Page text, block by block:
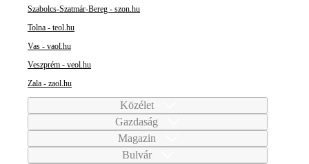
Szabolcs-Szatmár-Bereg - szon.hu
Tolna - teol.hu
Vas - vaol.hu
Veszprém - veol.hu
Zala - zaol.hu
Közélet
Gazdaság
Magazin
Bulvár